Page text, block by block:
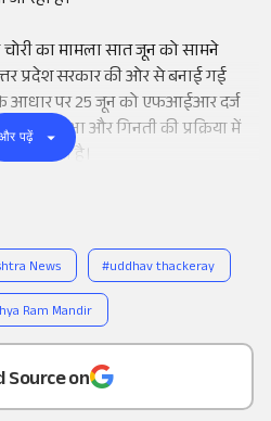
as a
Source on
का मामला सात जून को सामने
प्रदेश सरकार की ओर से बनाई गई
आधार पर 25 जून को एफआईआर दर्ज
की सुरक्षा और गिनती की प्रक्रिया में
गया है।
पढ़ें
News #uddhav thackeray
Ram Mandir